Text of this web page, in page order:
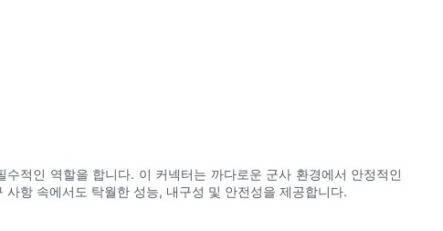
적인 역할을 합니다. 이 커넥터는 까다로운 군사 환경에서 안정적인
항 속에서도 탁월한 성능, 내구성 및 안전성을 제공합니다.